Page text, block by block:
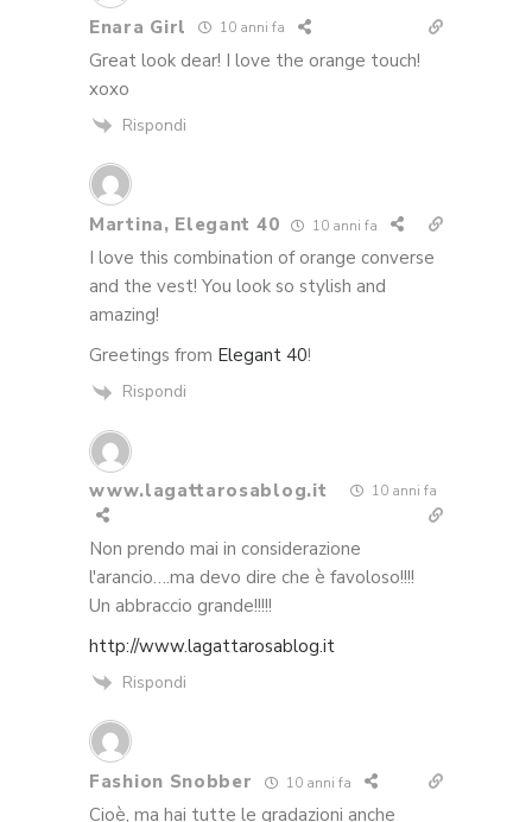
Enara Girl 10 anni fa
Great look dear! I love the orange touch!
xoxo
Rispondi
Martina, Elegant 40 10 anni fa
I love this combination of orange converse
and the vest! You look so stylish and
amazing!
Greetings from Elegant 40!
Rispondi
www.lagattarosablog.it 10 anni fa
Non prendo mai in considerazione
l'arancio….ma devo dire che è favoloso!!!!
Un abbraccio grande!!!!!
http://www.lagattarosablog.it
Rispondi
Fashion Snobber 10 anni fa
Cioè, ma hai tutte le gradazioni anche